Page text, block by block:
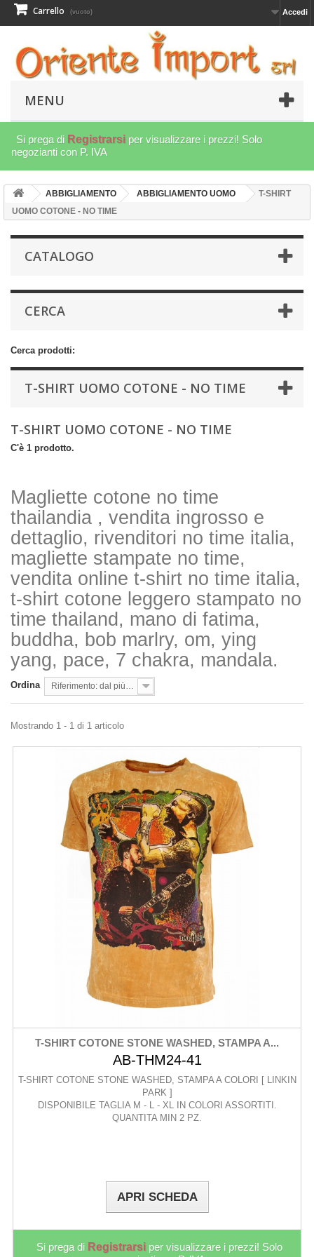
Accedi
Carrello (vuoto)
MENU
Si prega di Registrarsi per visualizzare i prezzi! Solo
negozianti con P. IVA
ABBIGLIAMENTO ABBIGLIAMENTO UOMO
T-SHIRT
UOMO COTONE - NO TIME
CATALOGO
CERCA
Cerca prodotti:
T-SHIRT UOMO COTONE - NO TIME
T-SHIRT UOMO COTONE - NO TIME
C'è 1 prodotto.
Magliette cotone no time
thailandia , vendita ingrosso e
dettaglio, rivenditori no time italia,
magliette stampate no time,
vendita online t-shirt no time italia,
t-shirt cotone leggero stampato no
time thailand, mano di fatima,
buddha, bob marlry, om, ying
yang, pace, 7 chakra, mandala.
Ordina
Mostrando 1 - 1 di 1 articolo
T-SHIRT COTONE STONE WASHED, STAMPA A...
AB-THM24-41
T-SHIRT COTONE STONE WASHED, STAMPA A COLORI [ LINKIN
PARK ]
DISPONIBILE TAGLIA M - L - XL IN COLORI ASSORTITI.
QUANTITA MIN 2 PZ.
APRI SCHEDA
Si prega di Registrarsi per visualizzare i prezzi! Solo